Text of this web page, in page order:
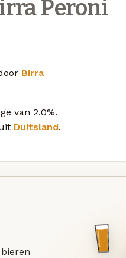
Peroni
Birra
van 2.0%.
Duitsland.